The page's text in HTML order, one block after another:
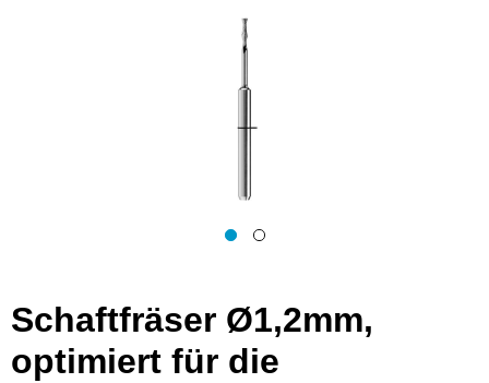
Schaftfräser Ø1,2mm,
optimiert für die